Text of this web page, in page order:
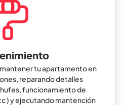
tu apartamento en
reparando detalles
funcionamiento de
) y ejecutando mantención